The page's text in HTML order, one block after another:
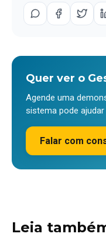
Quer ver o
Agende uma
sistema pode
Falar com
Leia